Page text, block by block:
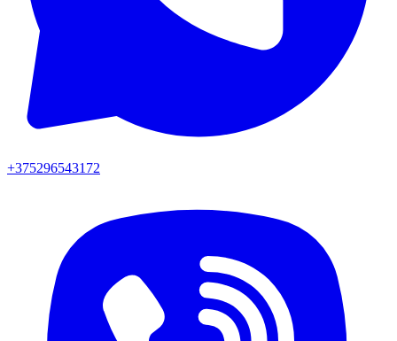
+375296543172